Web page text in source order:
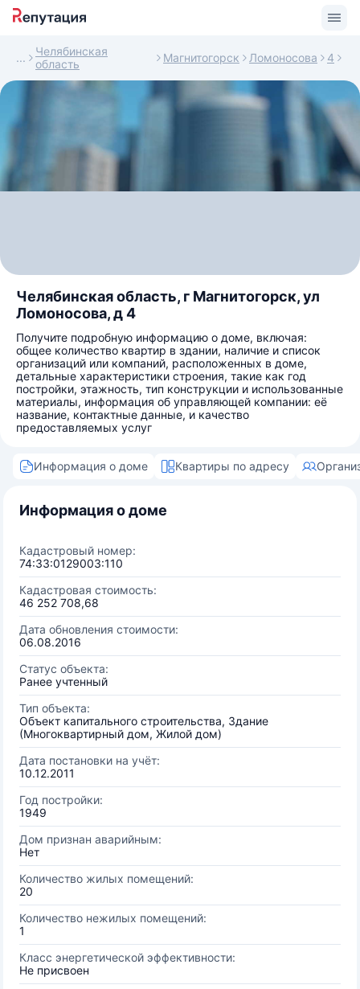
Челябинская
область
Магнитогорск Ломоносова 4
Челябинская область, г Магнитогорск, ул
Ломоносова, д 4
Получите подробную информацию о доме, включая:
общее количество квартир в здании, наличие и список
организаций или компаний, расположенных в доме,
детальные характеристики строения, такие как год
постройки, этажность, тип конструкции и использованные
материалы, информация об управляющей компании: её
название, контактные данные, и качество
предоставляемых услуг
Информация о доме Квартиры по адресу
Информация о доме
Кадастровый номер:
74:33:0129003:110
Кадастровая стоимость:
46 252 708,68
Дата обновления стоимости:
06.08.2016
Статус объекта:
Ранее учтенный
Тип объекта:
Объект капитального строительства, Здание
(Многоквартирный дом, Жилой дом)
Дата постановки на учёт:
10.12.2011
Год постройки:
1949
Дом признан аварийным:
Нет
Количество жилых помещений:
20
Количество нежилых помещений:
1
Класс энергетической эффективности:
Не присвоен